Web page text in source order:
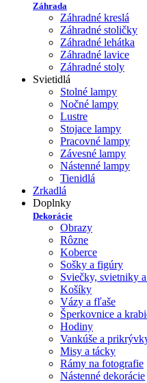
Záhrada
Záhradné kreslá
Záhradné stoličky
Záhradné lehátka
Záhradné lavice
Záhradné stoly
Svietidlá
Stolné lampy
Nočné lampy
Lustre
Stojace lampy
Pracovné lampy
Závesné lampy
Nástenné lampy
Tienidlá
Zrkadlá
Doplnky
Dekorácie
Obrazy
Rôzne
Koberce
Sošky a figúry
Sviečky, svietniky
Košíky
Vázy a fľaše
Šperkovnice a
Hodiny
Vankúše a
Misy a tácky
Rámy na fotografie
Nástenné dekorácie